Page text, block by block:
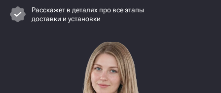
Расскажет в деталях про все этапы
доставки и установки